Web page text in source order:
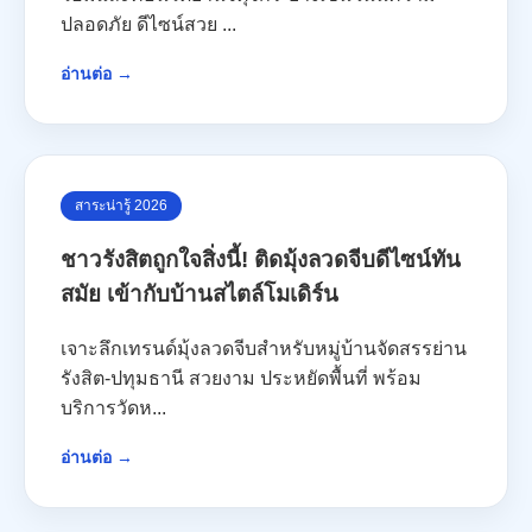
ปลอดภัย ดีไซน์สวย ...
อ่านต่อ →
สาระน่ารู้ 2026
ชาวรังสิตถูกใจสิ่งนี้! ติดมุ้งลวดจีบดีไซน์ทัน
สมัย เข้ากับบ้านสไตล์โมเดิร์น
เจาะลึกเทรนด์มุ้งลวดจีบสำหรับหมู่บ้านจัดสรรย่าน
รังสิต-ปทุมธานี สวยงาม ประหยัดพื้นที่ พร้อม
บริการวัดห...
อ่านต่อ →